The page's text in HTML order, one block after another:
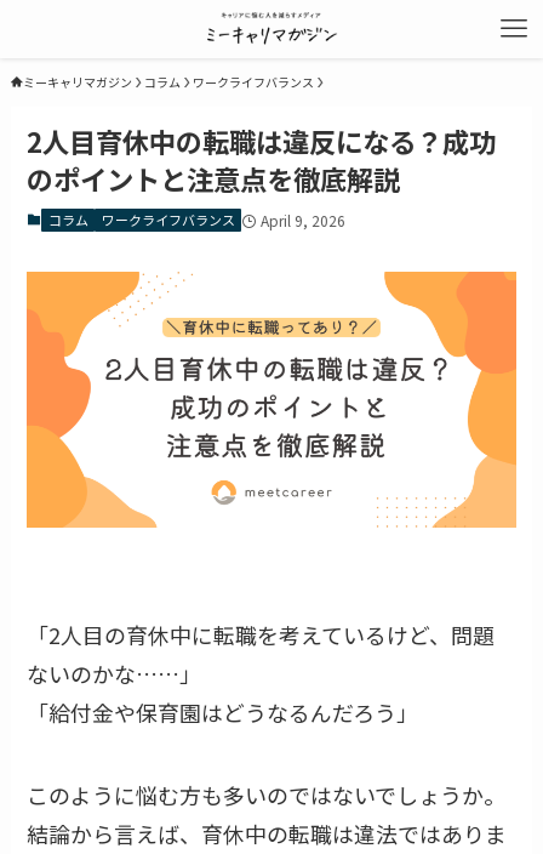
ミーキャリマガジン コラム ワークライフバランス
2人目育休中の転職は違反になる？成功
のポイントと注意点を徹底解説
コラム ワークライフバランス April 9, 2026
「2人目の育休中に転職を考えているけど、問題
ないのかな……」
「給付金や保育園はどうなるんだろう」
このように悩む方も多いのではないでしょうか。
結論から言えば、育休中の転職は違法ではありま